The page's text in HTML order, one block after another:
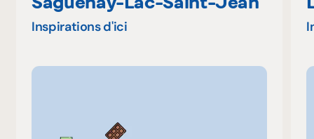
Inspirations d'ici